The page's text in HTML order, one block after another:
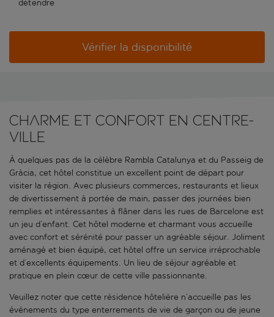
détendre
Vérifier la disponibilité
Charme et confort en centre-
ville
À quelques pas de la célèbre Rambla Catalunya et du Passeig de
Gràcia, cet hôtel constitue un excellent point de départ pour
visiter la région. Avec plusieurs commerces, restaurants et lieux
de divertissement à portée de main, passer des journées bien
remplies et intéressantes à flâner dans les rues de Barcelone est
un jeu d’enfant. Cet hôtel moderne et charmant vous accueille
avec confort et sérénité pour passer un agréable séjour. Joliment
aménagé et bien équipé, cet hôtel offre un service irréprochable
et d’excellents équipements. Un lieu de séjour agréable et
pratique en plein cœur de cette ville passionnante.
Veuillez noter que cette résidence hôtelière n’accueille pas les
événements du type enterrements de vie de garçon ou de jeune